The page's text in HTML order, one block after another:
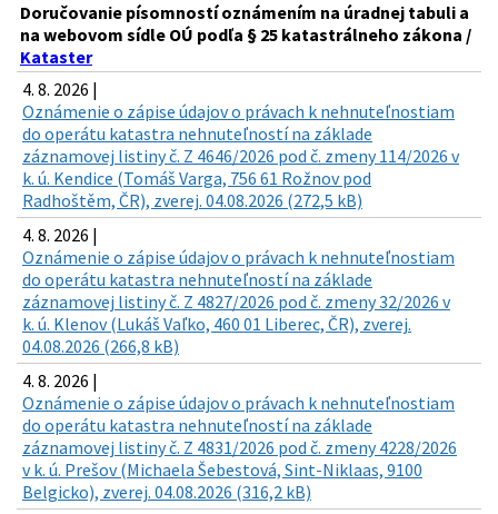
Doručovanie písomností oznámením na úradnej tabuli a
na webovom sídle OÚ podľa § 25 katastrálneho zákona /
Kataster
4. 8. 2026 |
Oznámenie o zápise údajov o právach k nehnuteľnostiam
do operátu katastra nehnuteľností na základe
záznamovej listiny č. Z 4646/2026 pod č. zmeny 114/2026 v
k. ú. Kendice (Tomáš Varga, 756 61 Rožnov pod
Radhoštěm, ČR), zverej. 04.08.2026 (272,5 kB)
4. 8. 2026 |
Oznámenie o zápise údajov o právach k nehnuteľnostiam
do operátu katastra nehnuteľností na základe
záznamovej listiny č. Z 4827/2026 pod č. zmeny 32/2026 v
k. ú. Klenov (Lukáš Vaľko, 460 01 Liberec, ČR), zverej.
04.08.2026 (266,8 kB)
4. 8. 2026 |
Oznámenie o zápise údajov o právach k nehnuteľnostiam
do operátu katastra nehnuteľností na základe
záznamovej listiny č. Z 4831/2026 pod č. zmeny 4228/2026
v k. ú. Prešov (Michaela Šebestová, Sint-Niklaas, 9100
Belgicko), zverej. 04.08.2026 (316,2 kB)